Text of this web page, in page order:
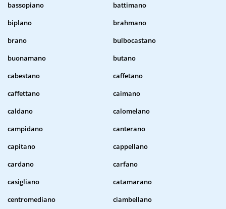
bassopiano
battimano
biplano
brahmano
brano
bulbocastano
buonamano
butano
cabestano
caffetano
caffettano
caimano
caldano
calomelano
campidano
canterano
capitano
cappellano
cardano
carfano
casigliano
catamarano
centromediano
ciambellano